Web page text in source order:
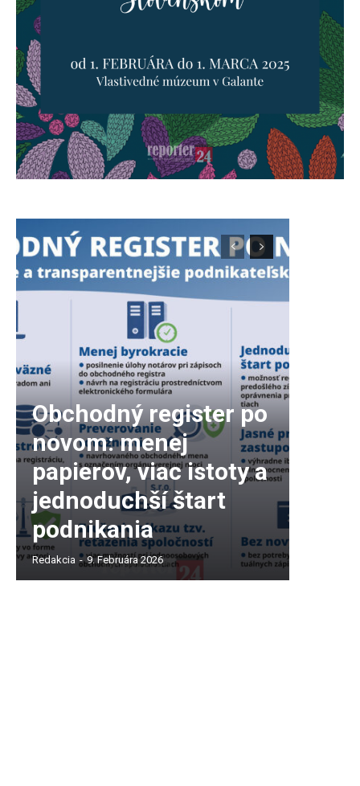
Obchodný register po
novom: menej
papierov, viac istoty a
jednoduchší štart
podnikania
Redakcia - 9. Februára 2026